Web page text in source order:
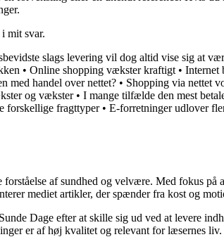
mit svar.
slags levering vil dog altid vise sig at
• Online shopping vækster kraftigt • Internet
med handel over nettet? • Shopping via nettet
og vækster• I mange tilfælde den mest
forskellige fragttyper• E-forretninger udlover
af sundhed og velvære. Med fokus
mediet artikler, der spænder fra kost og
Dage efter at skille sig ud ved at levere
er af høj kvalitet og relevant for læsernes